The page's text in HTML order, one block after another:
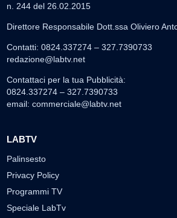
n. 244 del 26.02.2015
Direttore Responsabile Dott.ssa Oliviero
Contatti: 0824.337274 – 327.7390733
redazione@labtv.net
Contattaci per la tua Pubblicità:
0824.337274 – 327.7390733
email: commerciale@labtv.net
LABTV
Palinsesto
Privacy Policy
Programmi TV
Speciale LabTv